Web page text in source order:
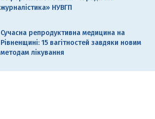
журналістика» НУВГП
Сучасна репродуктивна медицина на
Рівненщині: 15 вагітностей завдяки новим
методам лікування